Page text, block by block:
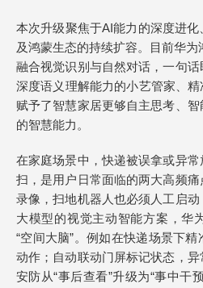
本次升级聚焦于AI能力的深度进
及鸿蒙生态的持续扩容。目前华为
融合视觉识别与自然对话，一句
深度语义理解能力的小艺管家、精
赋予了智慧家居更够自主思考、
的智慧能力。
在家庭场景中，快递被误拿或异
扫，是用户日常面临的两大高频
录像，扫地机器人也必须人工启
大模型的视觉主动智能方案，华
“空间大脑”。例如在快递场景下
动作；自动联动门屏标记状态，
安防从“事后查看”升级为“事中干